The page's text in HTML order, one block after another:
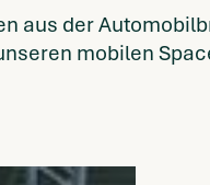
aus der
mobilen